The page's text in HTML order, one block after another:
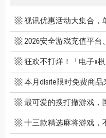
视讯优惠活动大集合，
2026安全游戏充值平台、
狂欢不打烊！「电子x棋牌
本月dlsite限时免费商品来力，别
最可爱的搜打撤游戏，国产独
十三款精选麻将游戏，不